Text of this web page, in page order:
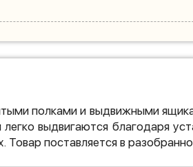
полками и выдвижными
выдвигаются благодаря
Товар поставляется в